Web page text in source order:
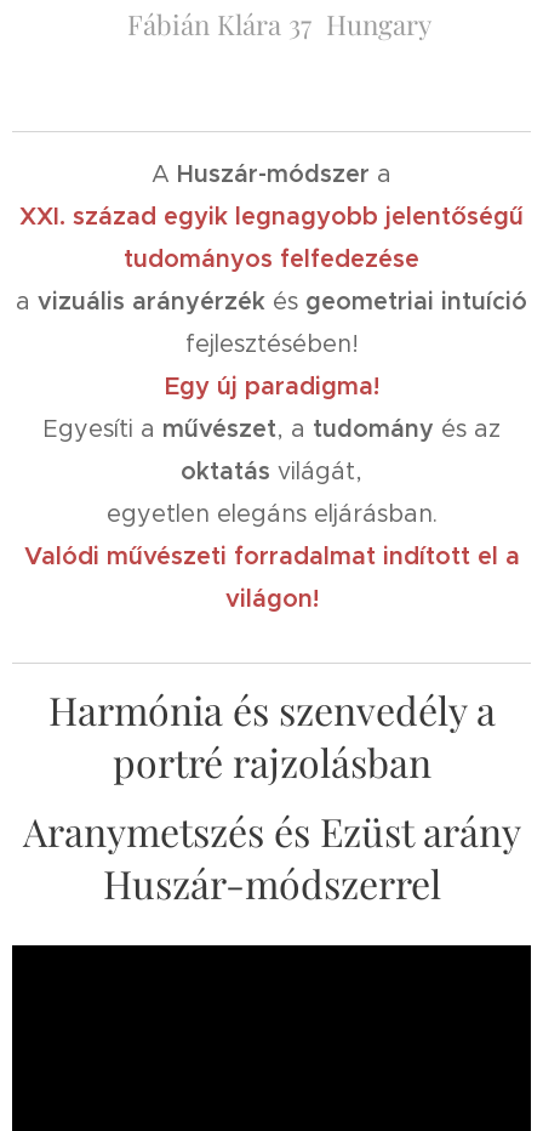
Fábián Klára 37 Hungary
A Huszár-módszer a
XXI. század egyik legnagyobb jelentőségű
tudományos felfedezése
a vizuális arányérzék és geometriai intuíció
fejlesztésében!
Egy új paradigma!
Egyesíti a művészet, a tudomány és az
oktatás világát,
egyetlen elegáns eljárásban.
Valódi művészeti forradalmat indított el a
világon!
Harmónia és szenvedély a
portré rajzolásban
Aranymetszés és Ezüst arány
Huszár-módszerrel